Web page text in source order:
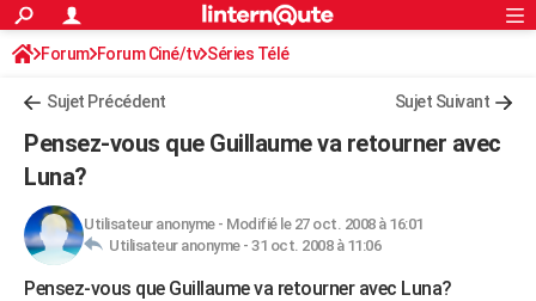
ACTUALITÉS
Politique
Société
Faits Divers
Education
Monde
Villes
+
Programme TV
TNTStreaming
Cinéma
Sorties cinéma
Musique
+FINANCE
Retraite
Impôts
Epargne
Immobilier
Risques naturels par ville
Banque
Assurance
Crédit
AUTO
Essais
Réserver un essai
Citadines
Berlines
SUV
Forum auto
HIGH-TECH
S'inscrire
Connexion
Forum Forum Ciné/tv Séries Télé
Sujet Précédent Sujet Suivant
Pensez-vous que Guillaume va retourner avec
Luna?
Utilisateur anonyme- Modifié le 27 oct. 2008 à 16:01
Utilisateur anonyme - 31 oct. 2008 à 11:06
Pensez-vous que Guillaume va retourner avec Luna?